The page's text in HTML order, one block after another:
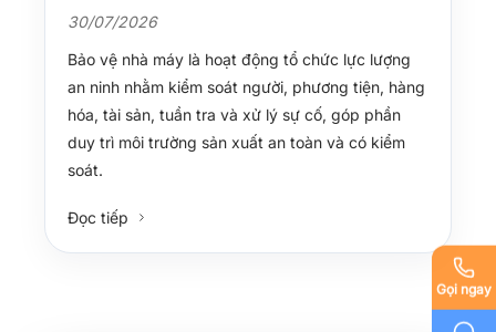
Gọi ngay
30/07/2026
Bảo vệ nhà máy là hoạt động tổ chức lực lượng
an ninh nhằm kiểm soát người, phương tiện, hàng
hóa, tài sản, tuần tra và xử lý sự cố, góp phần
duy trì môi trường sản xuất an toàn và có kiểm
soát.
Đọc tiếp